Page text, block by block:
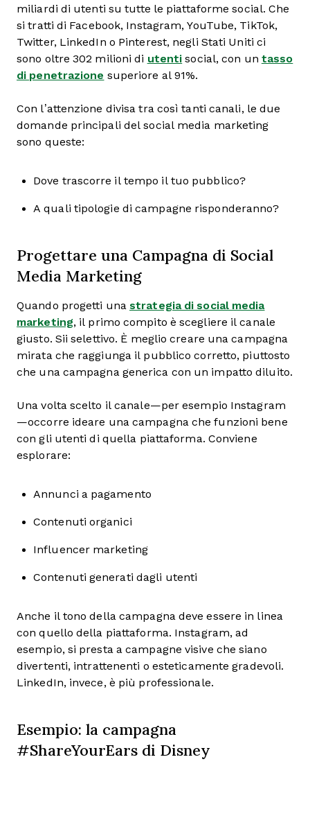
miliardi di utenti su tutte le piattaforme social. Che
si tratti di Facebook, Instagram, YouTube, TikTok,
Twitter, LinkedIn o Pinterest, negli Stati Uniti ci
sono oltre 302 milioni di utenti social, con un tasso
di penetrazione superiore al 91%.
Con l’attenzione divisa tra così tanti canali, le due
domande principali del social media marketing
sono queste:
Dove trascorre il tempo il tuo pubblico?
A quali tipologie di campagne risponderanno?
Progettare una Campagna di Social
Media Marketing
Quando progetti unastrategia di social media
marketing, il primo compito è scegliere il canale
giusto. Sii selettivo. È meglio creare una campagna
mirata che raggiunga il pubblico corretto, piuttosto
che una campagna generica con un impatto diluito.
Una volta scelto il canale—per esempio Instagram
—occorre ideare una campagna che funzioni bene
con gli utenti di quella piattaforma. Conviene
esplorare:
Annunci a pagamento
Contenuti organici
Influencer marketing
Contenuti generati dagli utenti
Anche il tono della campagna deve essere in linea
con quello della piattaforma. Instagram, ad
esempio, si presta a campagne visive che siano
divertenti, intrattenenti o esteticamente gradevoli.
LinkedIn, invece, è più professionale.
Esempio: la campagna
#ShareYourEars di Disney